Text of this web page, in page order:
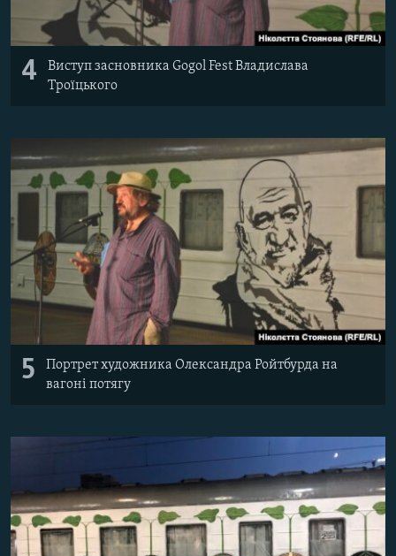
4
Виступ засновника Gogol Fest Владислава
Троїцького
5
Портрет художника Олександра Ройтбурда на
вагоні потягу